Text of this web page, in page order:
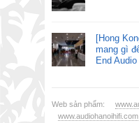
[Hong
mang gì
End
Web sản phẩm:
www.audiohanoihifi.com